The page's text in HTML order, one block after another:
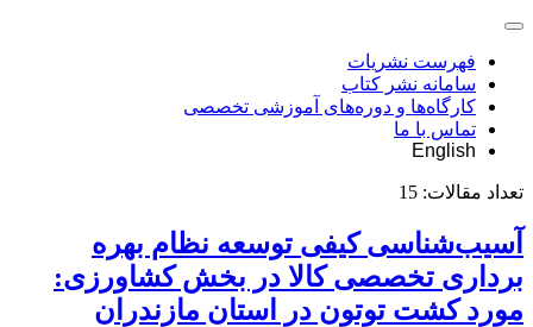
فهرست نشریات
سامانه نشر کتاب
کارگاه‌ها و دوره‌های آموزشی تخصصی
تماس با ما
English
تعداد مقالات: 15
آسیب‌شناسی کیفی توسعه نظام بهره
برداری تخصصی کالا در بخش کشاورزی:
مورد کشت توتون در استان مازندران